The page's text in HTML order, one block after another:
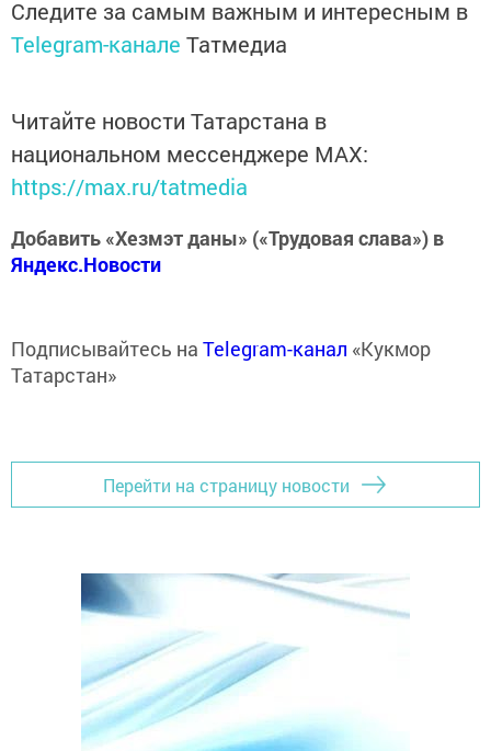
Следите за самым важным и интересным в
Telegram-канале Татмедиа
Читайте новости Татарстана в
национальном мессенджере MАХ:
https://max.ru/tatmedia
Добавить «Хезмэт даны» («Трудовая слава») в
Яндекс.Новости
Подписывайтесь на Telegram-канал «Кукмор
Татарстан»
Перейти на страницу новости